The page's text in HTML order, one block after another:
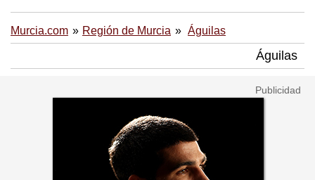
Murcia.com Región de Murcia Águilas
Águilas